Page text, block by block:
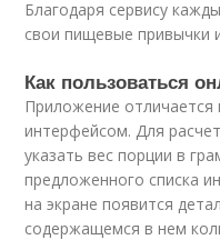
Благодаря сервису
свои пищевые привычки
Как пользоваться
Приложение
интерфейсом. Для
указать вес порции в
предложенного списка
на экране появится
содержащемся в нем